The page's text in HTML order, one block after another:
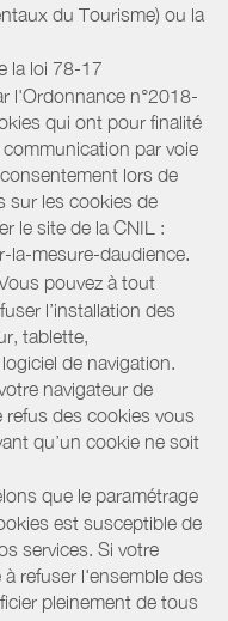
du Tourisme) ou la
la loi 78-17
l'Ordonnance n°2018-
qui ont pour finalité
par voie
lors de
sur les cookies de
le site de la CNIL :
mesure-daudience.
pouvez à tout
l’installation des
tablette,
de navigation.
navigateur de
refus des cookies vous
qu’un cookie ne soit
que le paramétrage
est susceptible de
services. Si votre
refuser l'ensemble des
pleinement de tous